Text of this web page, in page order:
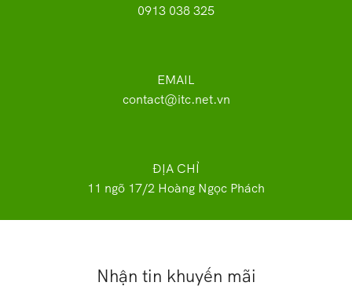
0913 038 325
EMAIL
contact@itc.net.vn
ĐỊA CHỈ
11 ngõ 17/2 Hoàng Ngọc Phách
Nhận tin khuyến mãi